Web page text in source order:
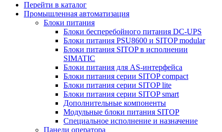
Перейти в каталог
Промышленная автоматизация
Блоки питания
Блоки бесперебойного питания DC-UPS
Блоки питания PSU8600 и SITOP modular
Блоки питания SITOP в исполнении
SIMATIC
Блоки питания для AS-интерфейса
Блоки питания серии SITOP compact
Блоки питания серии SITOP lite
Блоки питания серии SITOP smart
Дополнительные компоненты
Модульные блоки питания SITOP
Специальное исполнение и назначение
Панели оператора